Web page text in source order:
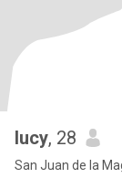
lucy, 28
San Juan de la